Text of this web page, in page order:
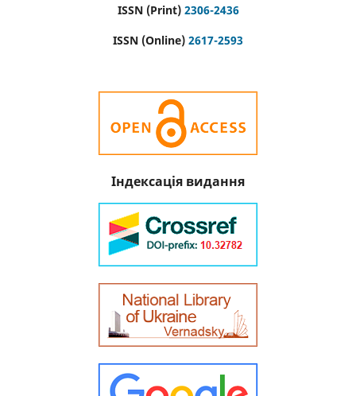
ISSN (Print) 2306-2436
ISSN (Online) 2617-2593
Індексація видання